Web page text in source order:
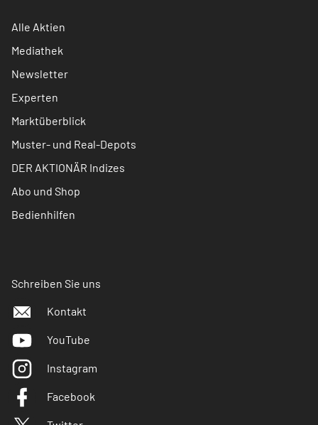
Alle Aktien
Mediathek
Newsletter
Experten
Marktüberblick
Muster- und Real-Depots
DER AKTIONÄR Indizes
Abo und Shop
Bedienhilfen
Schreiben Sie uns
Kontakt
YouTube
Instagram
Facebook